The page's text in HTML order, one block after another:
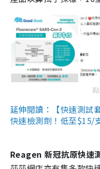
延伸閱讀：【快速測試
快速檢測劑！低至$15/
Reagen 新冠抗原快速